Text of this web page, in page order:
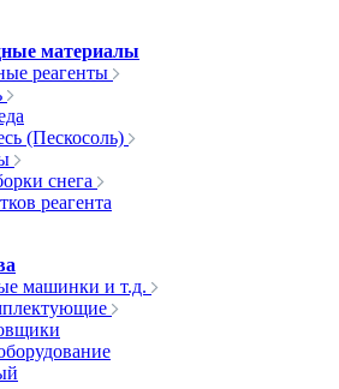
материалы
реагенты
(Пескосоль)
снега
реагента
машинки и т.д.